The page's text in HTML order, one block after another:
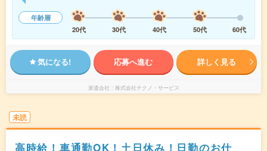
年齢層
20代
30代 40代 50代 60代
気になる! 応募へ進む 詳しく見る
派遣会社 株式会社テクノ・サービス
未読
高時給！車通勤OK！土日休み！日勤のお仕